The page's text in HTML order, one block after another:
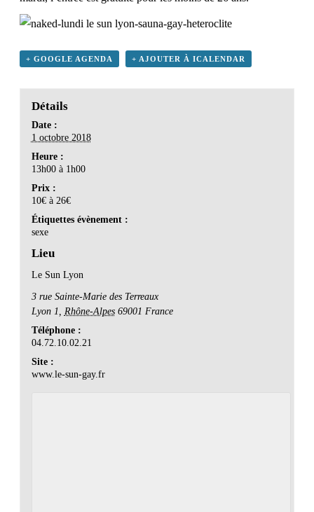
+ GOOGLE AGENDA + AJOUTER À ICALENDAR
Détails
Date :
1 octobre 2018
Heure :
13h00 à 1h00
Prix :
10€ à 26€
Étiquettes évènement :
sexe
Lieu
Le Sun Lyon
3 rue Sainte-Marie des Terreaux
Lyon 1, Rhône-Alpes 69001 France
Téléphone :
04.72.10.02.21
Site :
www.le-sun-gay.fr